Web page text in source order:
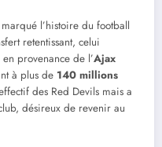
l’histoire du football
retentissant, celui
en provenance de l’Ajax
à plus de 140 millions
des Red Devils mais a
désireux de revenir au